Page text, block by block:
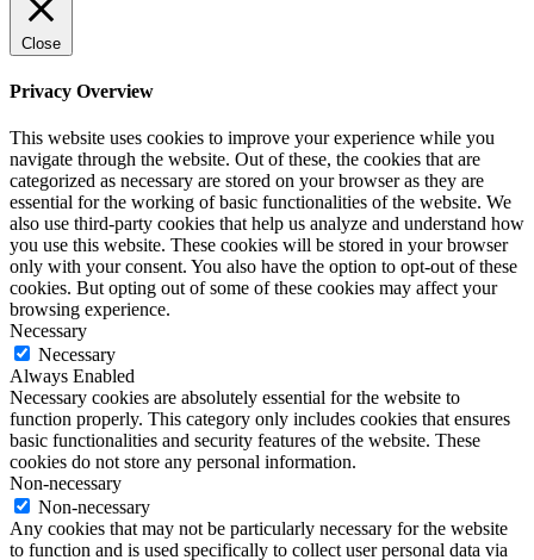
Close
Privacy Overview
This website uses cookies to improve your experience while you
navigate through the website. Out of these, the cookies that are
categorized as necessary are stored on your browser as they are
essential for the working of basic functionalities of the website. We
also use third-party cookies that help us analyze and understand how
you use this website. These cookies will be stored in your browser
only with your consent. You also have the option to opt-out of these
cookies. But opting out of some of these cookies may affect your
browsing experience.
Necessary
Necessary
Always Enabled
Necessary cookies are absolutely essential for the website to
function properly. This category only includes cookies that ensures
basic functionalities and security features of the website. These
cookies do not store any personal information.
Non-necessary
Non-necessary
Any cookies that may not be particularly necessary for the website
to function and is used specifically to collect user personal data via